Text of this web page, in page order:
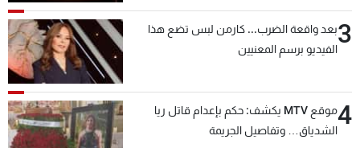
3بعد واقعة الضرب... كارمن لبس تضع هذا
الفيديو برسم المعنيين
4
موقع MTV يكشف: حكم بإعدام قاتل ريا
الشدياق… وتفاصيل الجريمة